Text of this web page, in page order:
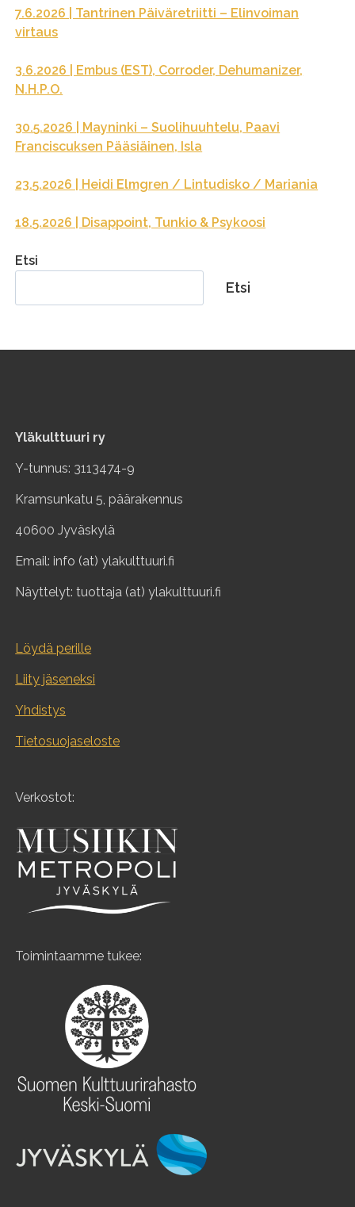
7.6.2026 | Tantrinen Päiväretriitti – Elinvoiman
virtaus
3.6.2026 | Embus (EST), Corroder, Dehumanizer,
N.H.P.O.
30.5.2026 | Mayninki – Suolihuuhtelu, Paavi
Franciscuksen Pääsiäinen, Isla
23.5.2026 | Heidi Elmgren / Lintudisko / Mariania
18.5.2026 | Disappoint, Tunkio & Psykoosi
Etsi
Etsi
Yläkulttuuri ry
Y-tunnus: 3113474-9
Kramsunkatu 5, päärakennus
40600 Jyväskylä
Email: info (at) ylakulttuuri.fi
Näyttelyt: tuottaja (at) ylakulttuuri.fi
Löydä perille
Liity jäseneksi
Yhdistys
Tietosuojaseloste
Verkostot:
Toimintaamme tukee: